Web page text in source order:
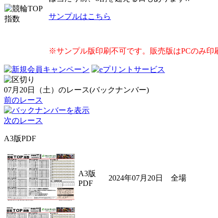
サンプルはこちら
※サンプル版印刷不可です。販売版はPCのみ印
07月20日（土）のレース(バックナンバー)
前のレース
次のレース
A3版PDF
A3版
PDF
2024年07月20日 全場